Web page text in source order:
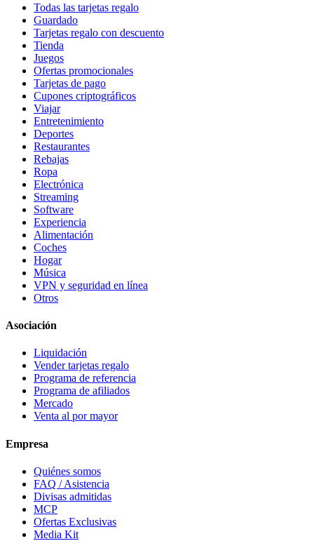
Todas las tarjetas regalo
Guardado
Tarjetas regalo con descuento
Tienda
Juegos
Ofertas promocionales
Tarjetas de pago
Cupones criptográficos
Viajar
Entretenimiento
Deportes
Restaurantes
Rebajas
Ropa
Electrónica
Streaming
Software
Experiencia
Alimentación
Coches
Hogar
Música
VPN y seguridad en línea
Otros
Asociación
Liquidación
Vender tarjetas regalo
Programa de referencia
Programa de afiliados
Mercado
Venta al por mayor
Empresa
Quiénes somos
FAQ / Asistencia
Divisas admitidas
MCP
Ofertas Exclusivas
Media Kit